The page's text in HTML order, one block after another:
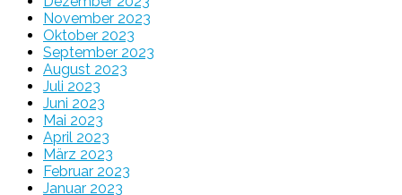
November 2023
Oktober 2023
September 2023
August 2023
Juli 2023
Juni 2023
Mai 2023
April 2023
März 2023
Februar 2023
Januar 2023